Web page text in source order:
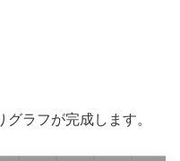
ラフが完成します。